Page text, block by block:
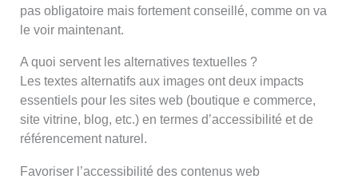
pas obligatoire mais fortement conseillé, comme on va
le voir maintenant.
A quoi servent les alternatives textuelles ?
Les textes alternatifs aux images ont deux impacts
essentiels pour les sites web (boutique e commerce,
site vitrine, blog, etc.) en termes d’accessibilité et de
référencement naturel.
Favoriser l’accessibilité des contenus web